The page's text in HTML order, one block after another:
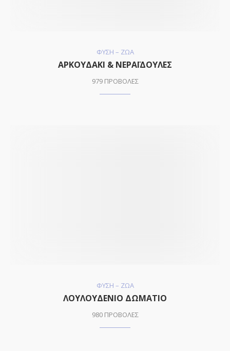
ΦΥΣΗ – ΖΩΑ
ΑΡΚΟΥΔΑΚΙ & ΝΕΡΑΪΔΟΥΛΕΣ
979 ΠΡΟΒΟΛΕΣ
ΦΥΣΗ – ΖΩΑ
ΛΟΥΛΟΥΔΕΝΙΟ ΔΩΜΑΤΙΟ
980 ΠΡΟΒΟΛΕΣ